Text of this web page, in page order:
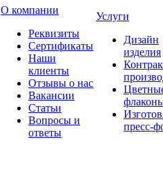
О компании
Реквизиты
Сертификаты
Наши
клиенты
Отзывы о нас
Вакансии
Статьи
Вопросы и
ответы
Услуги
Дизайн
изделия
пресс-